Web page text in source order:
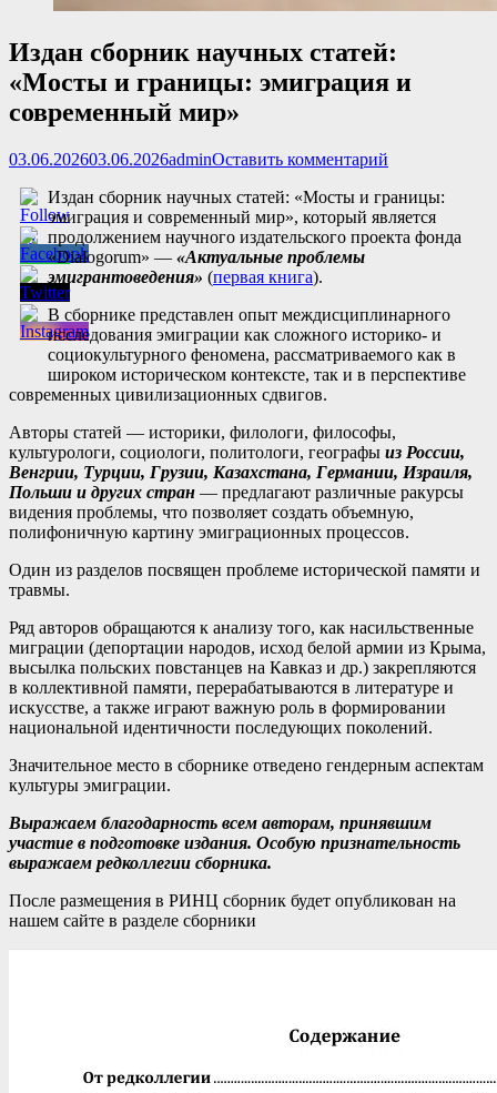
Издан сборник научных статей:
«Мосты и границы: эмиграция и
современный мир»
Опубликовано
03.06.202603.06.2026Автор
adminОставить комментарий
Издан сборник научных статей: «Мосты и границы:
эмиграция и современный мир», который является
продолжением научного издательского проекта фонда
«Dialogorum» — «Актуальные проблемы
эмигрантоведения» (первая книга).
В сборнике представлен опыт междисциплинарного
исследования эмиграции как сложного историко- и
социокультурного феномена, рассматриваемого как в
широком историческом контексте, так и в перспективе
современных цивилизационных сдвигов.
Авторы статей — историки, филологи, философы,
культурологи, социологи, политологи, географы из России,
Венгрии, Турции, Грузии, Казахстана, Германии, Израиля,
Польши и других стран — предлагают различные ракурсы
видения проблемы, что позволяет создать объемную,
полифоничную картину эмиграционных процессов.
Один из разделов посвящен проблеме исторической памяти и
травмы.
Ряд авторов обращаются к анализу того, как насильственные
миграции (депортации народов, исход белой армии из Крыма,
высылка польских повстанцев на Кавказ и др.) закрепляются
в коллективной памяти, перерабатываются в литературе и
искусстве, а также играют важную роль в формировании
национальной идентичности последующих поколений.
Значительное место в сборнике отведено гендерным аспектам
культуры эмиграции.
Выражаем благодарность всем авторам, принявшим
участие в подготовке издания. Особую признательность
выражаем редколлегии сборника.
После размещения в РИНЦ сборник будет опубликован на
нашем сайте в разделе сборники